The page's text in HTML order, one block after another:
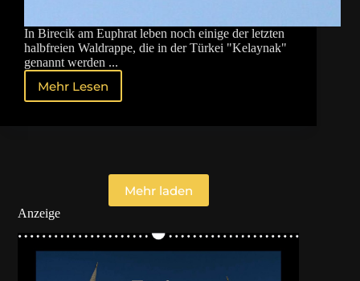
In Birecik am Euphrat leben noch einige der letzten
halbfreien Waldrappe, die in der Türkei "Kelaynak"
genannt werden ...
Mehr Lesen
Seltene
Mehr laden
Anzeige